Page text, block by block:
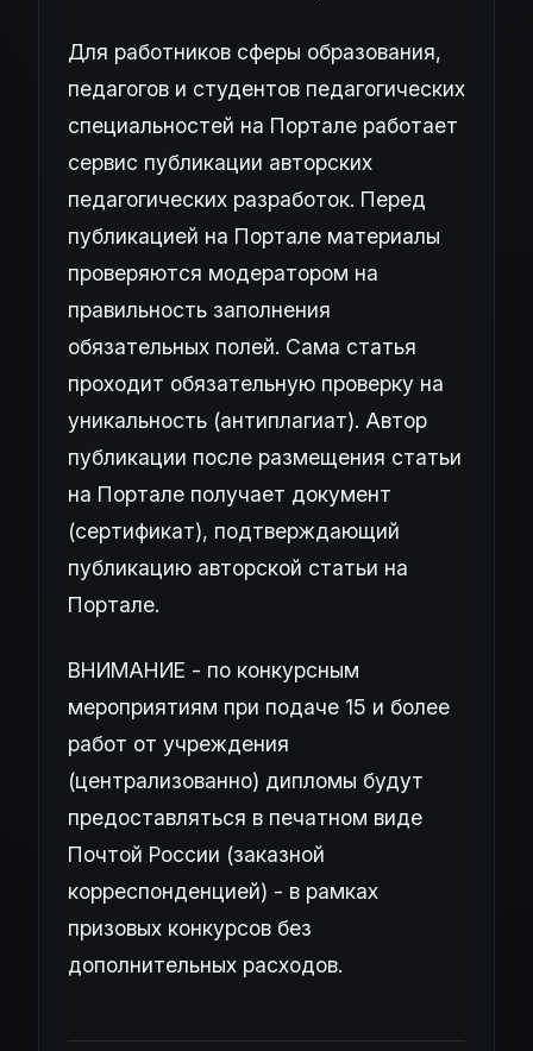
Для работников сферы образования,
педагогов и студентов педагогических
специальностей на Портале работает
сервис публикации авторских
педагогических разработок. Перед
публикацией на Портале материалы
проверяются модератором на
правильность заполнения
обязательных полей. Сама статья
проходит обязательную проверку на
уникальность (антиплагиат). Автор
публикации после размещения статьи
на Портале получает документ
(сертификат), подтверждающий
публикацию авторской статьи на
Портале.
ВНИМАНИЕ - по конкурсным
мероприятиям при подаче 15 и более
работ от учреждения
(централизованно) дипломы будут
предоставляться в печатном виде
Почтой России (заказной
корреспонденцией) - в рамках
призовых конкурсов без
дополнительных расходов.